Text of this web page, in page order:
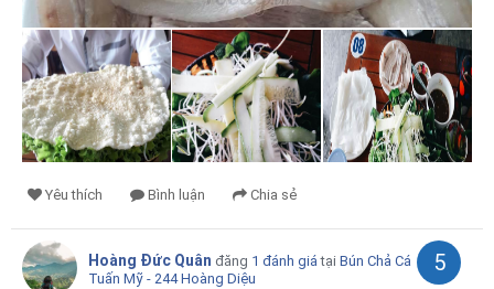
Yêu thích Bình luận Chia sẻ
Hoàng Đức Quân đăng 1 đánh giá tại Bún Chả Cá
Tuấn Mỹ - 244 Hoàng Diệu
5